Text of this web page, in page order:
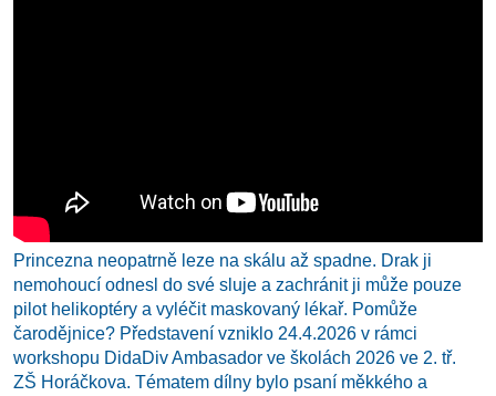
Princezna neopatrně leze na skálu až spadne. Drak ji
nemohoucí odnesl do své sluje a zachránit ji může pouze
pilot helikoptéry a vyléčit maskovaný lékař. Pomůže
čarodějnice? Představení vzniklo 24.4.2026 v rámci
workshopu DidaDiv Ambasador ve školách 2026 ve 2. tř.
ZŠ Horáčkova. Tématem dílny bylo psaní měkkého a